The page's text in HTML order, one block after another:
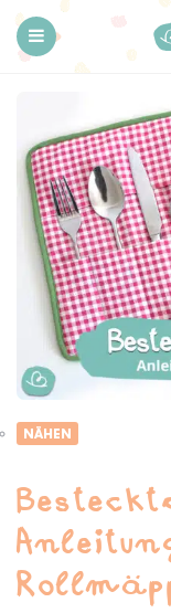
NÄHEN